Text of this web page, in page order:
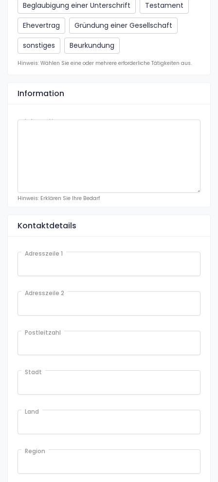
Beglaubigung einer Unterschrift Testament
Ehevertrag Gründung einer Gesellschaft
sonstiges Beurkundung
Hinweis: Wählen Sie eine oder mehrere erforderliche Tätigkeiten aus.
Information
Information
Hinweis: Erklären Sie Ihre Bedarf
Kontaktdetails
Adresszeile 1
Adresszeile 2
Postleitzahl
Stadt
Land
Region